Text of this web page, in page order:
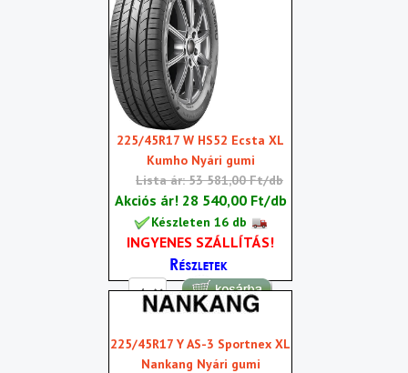
225/45R17 W HS52 Ecsta XL
Kumho Nyári gumi
Lista ár: 53 581,00 Ft/db
Akciós ár! 28 540,00 Ft/db
Készleten 16 db
INGYENES SZÁLLÍTÁS!
225/45R17 Y AS-3 Sportnex XL
Nankang Nyári gumi